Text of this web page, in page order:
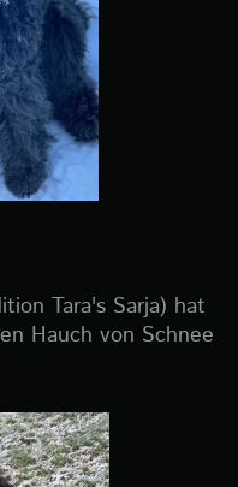
Tara's Sarja) hat
Hauch von Schnee